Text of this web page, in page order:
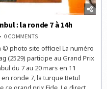
: la ronde 7 à 14h
0 COMMENTSON
PRIX
FIDE
FÉMININ
À
ISTANBUL
:
LA
© photo site officiel La numéro
(2529) participe au Grand Prix
du 7 au 20 mars en 11
ronde 7, la turque Betul